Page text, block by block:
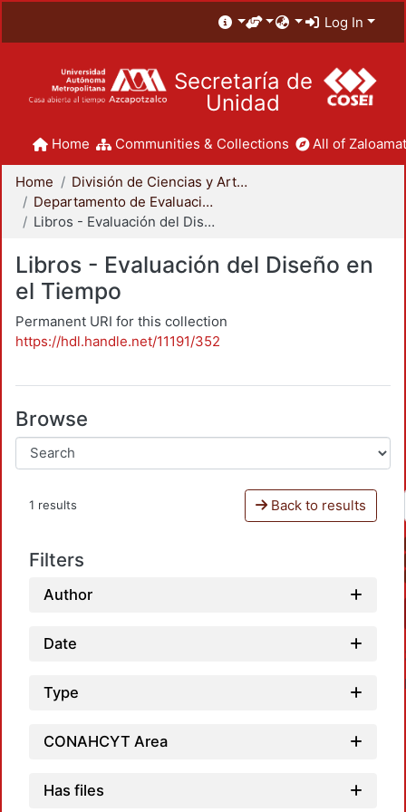
Log In
Secretaría de
Unidad
Home Communities & Collections All of
Home
División de Ciencias y Artes para el Diseño
Departamento de Evaluación del Diseño en el Tiempo
Libros - Evaluación del Diseño en el Tiempo
Libros - Evaluación del Diseño en
el Tiempo
Permanent URI for this collection
https://hdl.handle.net/11191/352
Browse
1 results Back to results
Filters
Author
Date
Type
CONAHCYT Area
Has files